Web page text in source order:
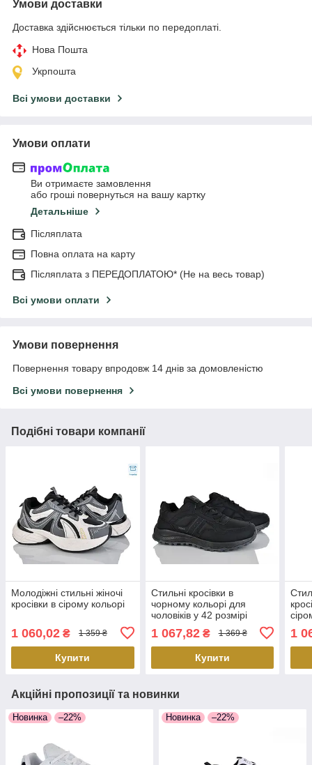
Умови доставки
Доставка здійснюється тільки по передоплаті.
Нова Пошта
Укрпошта
Всі умови доставки
Умови оплати
Ви отримаєте замовлення
або гроші повернуться на вашу картку
Детальніше
Післяплата
Повна оплата на карту
Післяплата з ПЕРЕДОПЛАТОЮ* (Не на весь товар)
Всі умови оплати
Умови повернення
Повернення товару впродовж 14 днів за домовленістю
Всі умови повернення
Подібні товари компанії
Молодіжні стильні жіночі
кросівки в сірому кольорі
1 060,02 ₴ 1 359 ₴
Купити
Стильні кросівки в
чорному кольорі для
чоловіків у 42 розмірі
1 067,82₴ 1 369 ₴
Купити
1
Акційні пропозиції та новинки
Новинка –22% Новинка –22%